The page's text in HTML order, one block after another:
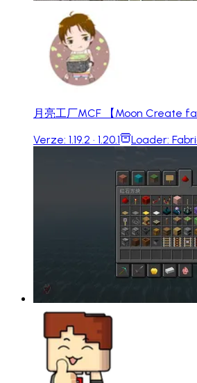
月亮工厂MCF 【Moon Create
Verze: 1.19.2 · 1.20.1 Loader: